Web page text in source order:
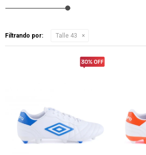
Filtrando por: Talle 43